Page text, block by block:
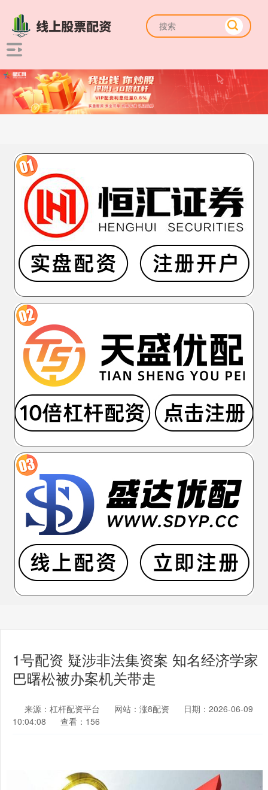
1号配资 疑涉非法集资案 知名经济学家
巴曙松被办案机关带走
来源：杠杆配资平台 网站：涨8配资
日期：2026-06-09
10:04:08
查看：156